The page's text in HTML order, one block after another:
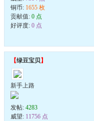
铜币: 1655 枚
贡献值: 0 点
好评度: 0 点
【绿豆宝贝】
新手上路
发帖: 4283
威望: 11756 点